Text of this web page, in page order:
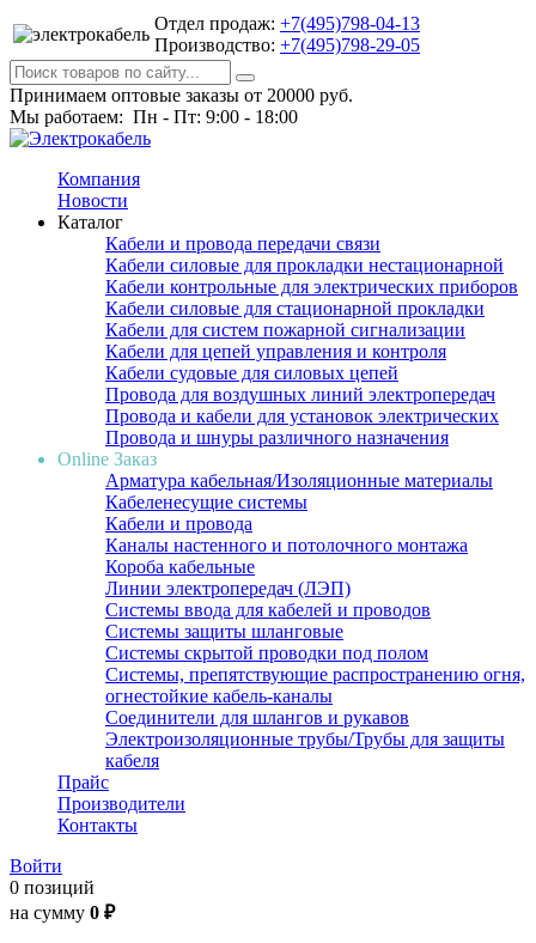
Отдел продаж: +7(495)798-04-13
Производство: +7(495)798-29-05
Принимаем оптовые заказы от 20000 руб.
Мы работаем: Пн - Пт: 9:00 - 18:00
Компания
Новости
Каталог
Кабели и провода передачи связи
Кабели силовые для прокладки нестационарной
Кабели контрольные для электрических приборов
Кабели силовые для стационарной прокладки
Кабели для систем пожарной сигнализации
Кабели для цепей управления и контроля
Кабели судовые для силовых цепей
Провода для воздушных линий электропередач
Провода и кабели для установок электрических
Провода и шнуры различного назначения
Online Заказ
Арматура кабельная/Изоляционные материалы
Кабеленесущие системы
Кабели и провода
Каналы настенного и потолочного монтажа
Короба кабельные
Линии электропередач (ЛЭП)
Системы ввода для кабелей и проводов
Системы защиты шланговые
Системы скрытой проводки под полом
Системы, препятствующие распространению огня,
огнестойкие кабель-каналы
Соединители для шлангов и рукавов
Электроизоляционные трубы/Трубы для защиты
кабеля
Прайс
Производители
Контакты
Войти
0 позиций
на сумму 0 ₽